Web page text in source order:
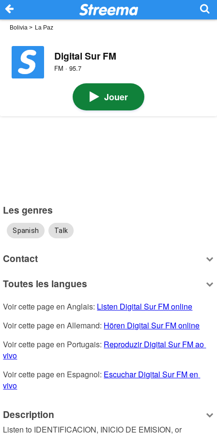
Bolivia > La Paz
Digital Sur FM
FM · 95.7
Jouer
Les genres
Spanish Talk
Contact
Toutes les langues
Voir cette page en Anglais: Listen Digital Sur FM online
Voir cette page en Allemand: Hören Digital Sur FM online
Voir cette page en Portugais: Reproduzir Digital Sur FM ao
vivo
Voir cette page en Espagnol: Escuchar Digital Sur FM en
vivo
Description
Listen to IDENTIFICACION, INICIO DE EMISION, or